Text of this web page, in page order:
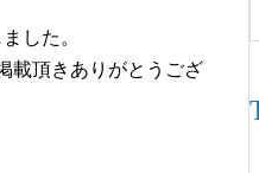
した。
頂きありがとうござ